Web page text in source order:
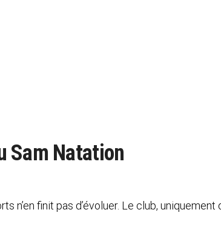
Sam Natation
finit pas d’évoluer. Le club, uniquement